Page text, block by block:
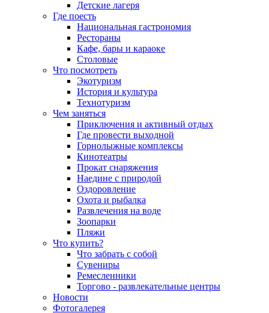
Детские лагеря
Где поесть
Национальная гастрономия
Рестораны
Кафе, бары и караоке
Столовые
Что посмотреть
Экотуризм
История и культура
Технотуризм
Чем заняться
Приключения и активный отдых
Где провести выходной
Горнолыжные комплексы
Кинотеатры
Прокат снаряжения
Наедине с природой
Оздоровление
Охота и рыбалка
Развлечения на воде
Зоопарки
Пляжи
Что купить?
Что забрать с собой
Сувениры
Ремесленники
Торгово - развлекательные центры
Новости
Фотогалерея